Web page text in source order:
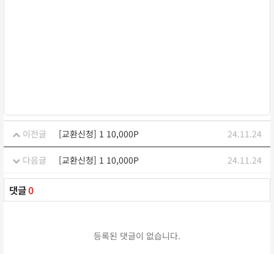
이전글 [교환신청] 1 10,000P 24.11.24
다음글 [교환신청] 1 10,000P 24.11.24
댓글0
등록된 댓글이 없습니다.